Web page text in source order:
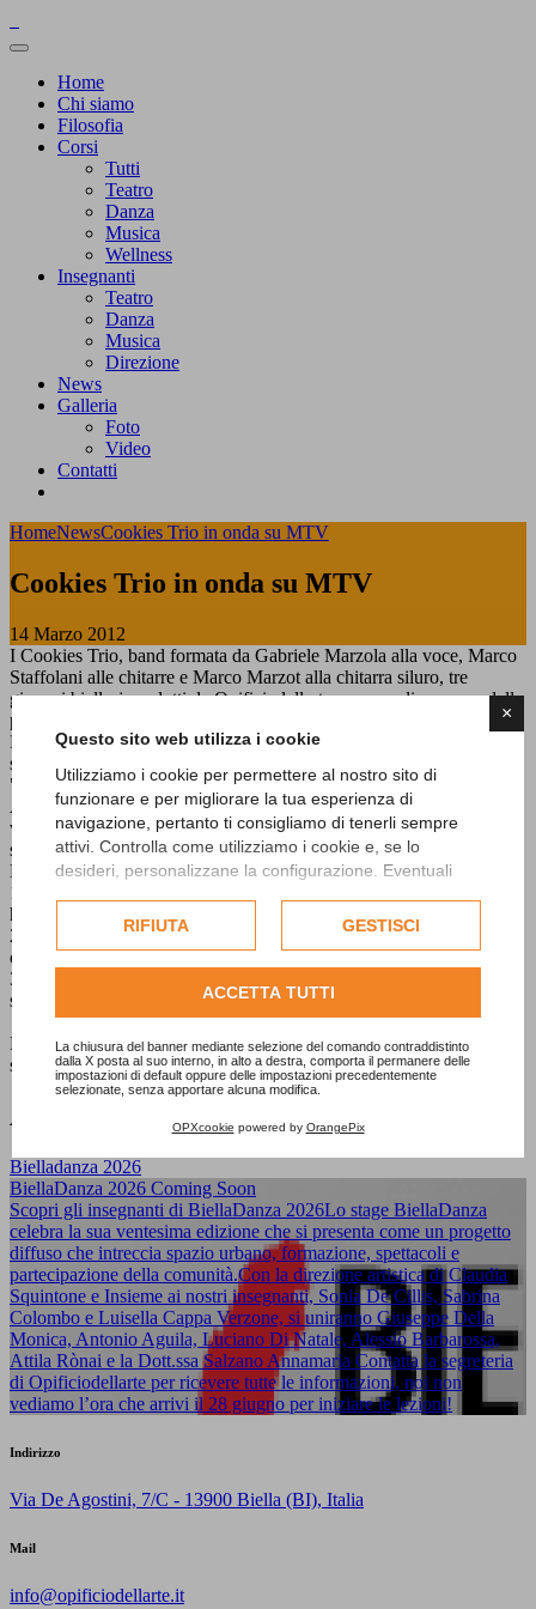
×
Questo sito web utilizza i cookie
Utilizziamo i cookie per permettere al nostro sito di
funzionare e per migliorare la tua esperienza di
navigazione, pertanto ti consigliamo di tenerli sempre
attivi. Controlla come utilizziamo i cookie e, se lo
desideri, personalizzane la configurazione. Eventuali
esclusivamente previa acquisizione del consenso
RIFIUTA GESTISCI
ACCETTA TUTTI
La chiusura del banner mediante selezione del comando contraddistinto
dalla X posta al suo interno, in alto a destra, comporta il permanere delle
impostazioni di default oppure delle impostazioni precedentemente
selezionate, senza apportare alcuna modifica.
OPXcookie powered by OrangePix
Home
Chi siamo
Filosofia
Corsi
Tutti
Teatro
Danza
Musica
Wellness
Insegnanti
Teatro
Danza
Musica
Direzione
News
Galleria
Foto
Video
Contatti
HomeNewsCookies Trio in onda su MTV
Cookies Trio in onda su MTV
14 Marzo 2012
I Cookies Trio, band formata da Gabriele Marzola alla voce, Marco
Staffolani alle chitarre e Marco Marzot alla chitarra siluro, tre
giovani biellesi prodotti da Opificiodellarte, a meno di un mese dalla
presentazione del disco stanno avendo ottimi riscontri.
Ma le novità non finiscono qui perchè il brano "Bon Sexe" è stato
scelto anche come finalista per un importante concorso musicale
"Music Flash" tra più di 3000 brani selezionati in tutta Italia!
Auguriamo loro di ottenere un grande successo e proponiamo a tutti
voi di aiutare concretamente Marco, Gabriele e Marco
semplicemente votando il loro brano dal portale del concorso.
Ecco le tre semplici istruzioni per la votazione:
1 - accedete al sito
http://musicflash.superflash.it/Gallery.aspx#start_page
2 - troverete i Cookies Trio come prima band. Se il brano vi piace
cliccate su VOTA
3 - da qui vi chiederà una registrazione. E' una procedura molto
semplice e veloce e non riceverete alcuna spam
Fatto!! Abbiamo aiutato i simpatici biellesi a realizzare il loro
sogno!!!
Altre news
Bielladanza 2026
BiellaDanza 2026 Coming Soon
Scopri gli insegnanti di BiellaDanza 2026Lo stage BiellaDanza
celebra la sua ventesima edizione che si presenta come un progetto
diffuso che intreccia spazio urbano, formazione, spettacoli e
partecipazione della comunità.Con la direzione artistica di Claudia
Squintone e Insieme ai nostri insegnanti, Sonia De Cillis, Sabrina
Colombo e Luisella Cappa Verzone, si uniranno Giuseppe Della
Monica, Antonio Aguila, Luciano Di Natale, Alessio Barbarossa,
Attila Rònai e la Dott.ssa Salzano Annamaria Contatta la segreteria
di Opificiodellarte per ricevere tutte le informazioni, noi non
vediamo l’ora che arrivi il 28 giugno per iniziare le lezioni!
Indirizzo
Via De Agostini, 7/C - 13900 Biella (BI), Italia
Mail
info@opificiodellarte.it